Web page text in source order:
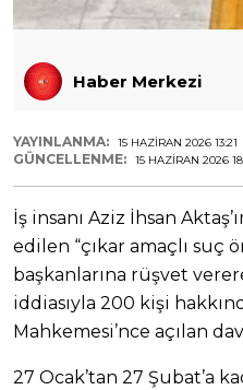
Haber Merkezi
YAYINLANMA: 15 HAZIRAN 2026 13:21
GÜNCELLENME: 15 HAZIRAN 2026
İş insanı Aziz İhsan
edilen “çıkar amaçlı suç
başkanlarına rüşvet
iddiasıyla 200 kişi
Mahkemesi’nce açılan
27 Ocak’tan 27 Şubat’a